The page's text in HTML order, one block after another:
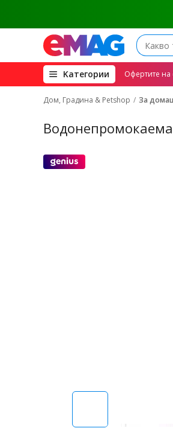
Kатегории (open
megamenu)
Офертите на
Дом, Градина & Petshop За